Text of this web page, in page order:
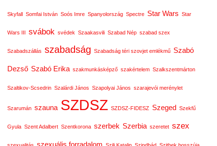
Skyfall Somfai István Soós Imre Spanyolország Spectre Star Wars Star
Wars III svábok svédek Szaakasvili Szabad Nép szabad szex
Szabadszállás szabadság Szabadság téri szovjet emlékmű Szabó
Dezső Szabó Erika szakmunkásképző szakértelem Szalkszentmárton
Szaltikov-Scsedrin Szalárdi János Szapolyai János szarajevói merénylet
Szarumán szauna SZDSZ SZDSZ-FIDESZ Szeged Szekfű
Gyula Szent Adalbert Szentkorona szerbek Szerbia szeretet szex
szexualitás szexuális forradalom Szili Katalin Szindbád Szithek bosszúja